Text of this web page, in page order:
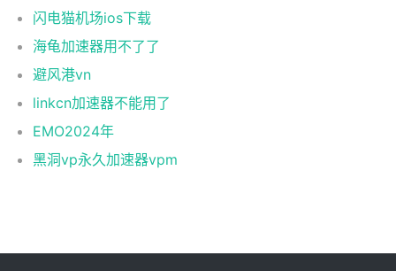
闪电猫机场ios下载
海龟加速器用不了了
避风港vn
linkcn加速器不能用了
EMO2024年
黑洞vp永久加速器vpm